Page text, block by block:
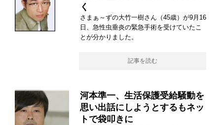
く
さまぁ～ずの大竹一樹さん（45歳）が9月16
日、急性虫垂炎の緊急手術を受けていたこ
とが分かりました。
記事を読む
河本準一、生活保護受給騒動を
思い出話にしようとするもネッ
トで袋叩きに